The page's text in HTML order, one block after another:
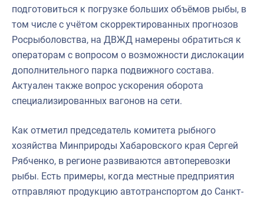
подготовиться к погрузке больших объёмов рыбы, в
том числе с учётом скорректированных прогнозов
Росрыболовства, на ДВЖД намерены обратиться к
операторам с вопросом о возможности дислокации
дополнительного парка подвижного состава.
Актуален также вопрос ускорения оборота
специализированных вагонов на сети.
Как отметил председатель комитета рыбного
хозяйства Минприроды Хабаровского края Сергей
Рябченко, в регионе развиваются автоперевозки
рыбы. Есть примеры, когда местные предприятия
отправляют продукцию автотранспортом до Санкт-